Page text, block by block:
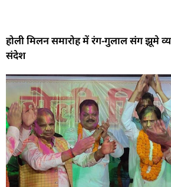
होली मिलन समारोह में रंग-गुलाल संग झूमे
संदेश